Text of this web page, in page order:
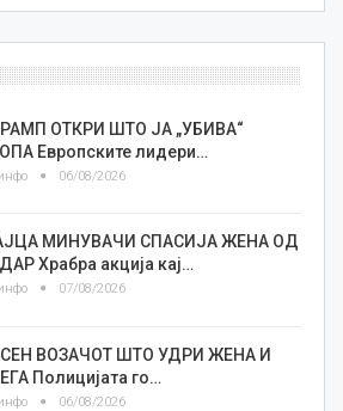
ОТКРИ ШТО ЈА „УБИВА“
Европските лидери…
06/08/2026
МИНУВАЧИ СПАСИЈА ЖЕНА ОД
Храбра акција кај…
07/08/2026
ВОЗАЧОТ ШТО УДРИ ЖЕНА И
Полицијата го…
06/08/2026